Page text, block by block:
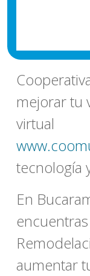
mejorar tu
virtual
tecnología
En
aumentar